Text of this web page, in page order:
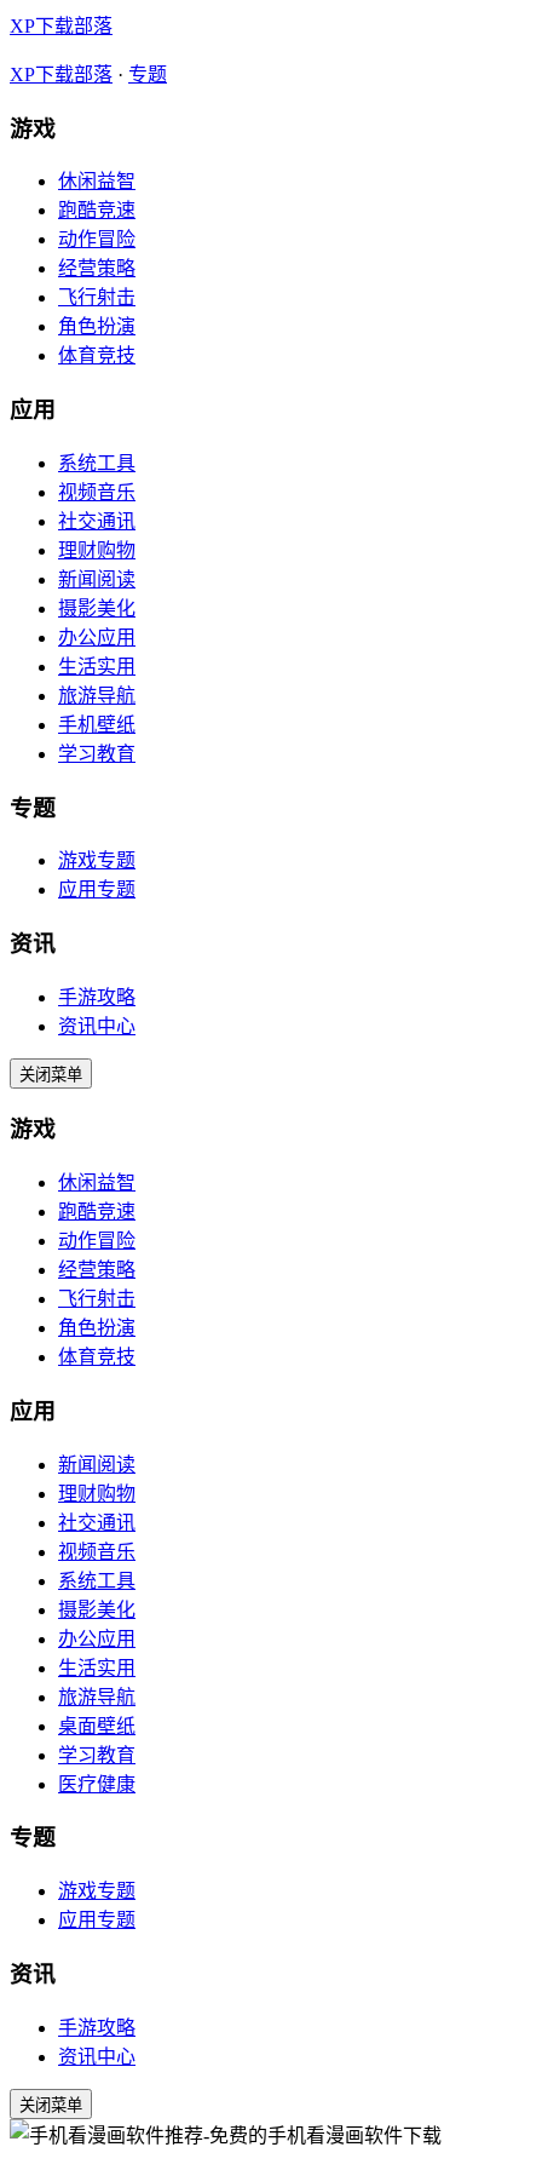
XP下载部落
XP下载部落 · 专题
游戏
休闲益智
跑酷竞速
动作冒险
经营策略
飞行射击
角色扮演
体育竞技
应用
系统工具
视频音乐
社交通讯
理财购物
新闻阅读
摄影美化
办公应用
生活实用
旅游导航
手机壁纸
学习教育
专题
游戏专题
应用专题
资讯
手游攻略
资讯中心
关闭菜单
游戏
休闲益智
跑酷竞速
动作冒险
经营策略
飞行射击
角色扮演
体育竞技
应用
新闻阅读
理财购物
社交通讯
视频音乐
系统工具
摄影美化
办公应用
生活实用
旅游导航
桌面壁纸
学习教育
医疗健康
专题
游戏专题
应用专题
资讯
手游攻略
资讯中心
关闭菜单